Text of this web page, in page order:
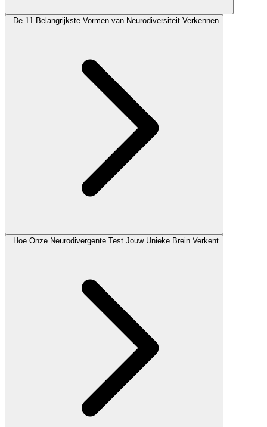
De 11 Belangrijkste Vormen van Neurodiversiteit Verkennen
Hoe Onze Neurodivergente Test Jouw Unieke Brein Verkent